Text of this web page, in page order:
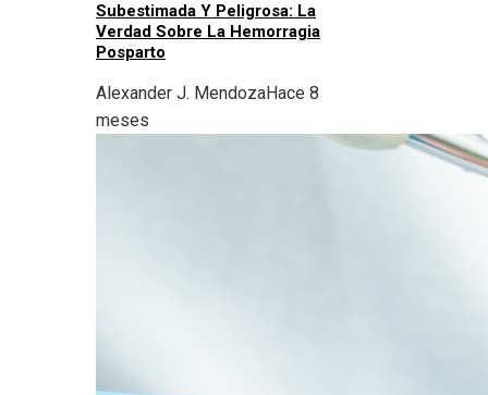
Subestimada Y Peligrosa: La
Verdad Sobre La Hemorragia
Posparto
Alexander J. MendozaHace 8
meses